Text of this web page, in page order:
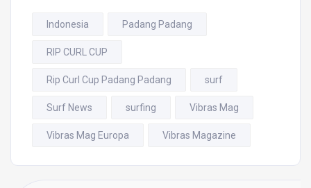
Indonesia Padang Padang
RIP CURL CUP
Rip Curl Cup Padang Padang surf
Surf News surfing Vibras Mag
Vibras Mag Europa Vibras Magazine